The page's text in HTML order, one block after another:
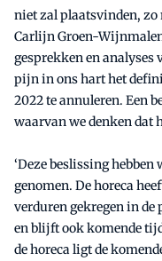
niet zal plaatsvinden, zo
Carlijn Groen-
gesprekken en analyses
pijn in ons hart het
2022 te annuleren. Een
waarvan we denken dat
‘Deze beslissing
genomen. De horeca
verduren gekregen in de
en blijft ook komende
de horeca ligt de